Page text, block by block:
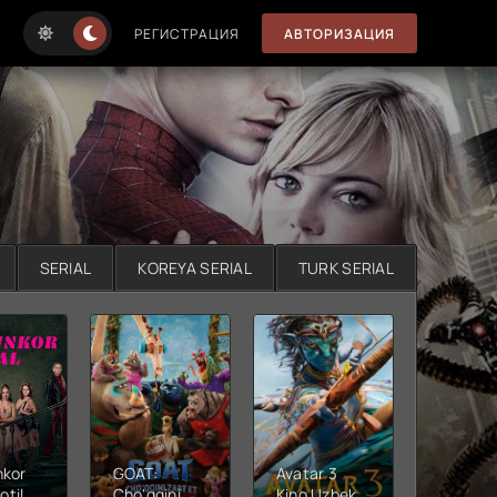
РЕГИСТРАЦИЯ АВТОРИЗАЦИЯ
SERIAL KOREYA SERIAL TURK SERIAL
GOAT:
Avatar 3